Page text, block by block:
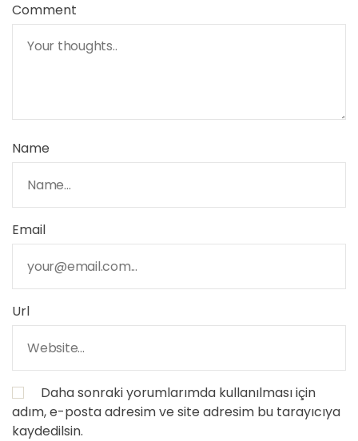
Comment
Name
Email
Url
Daha sonraki yorumlarımda kullanılması için
adım, e-posta adresim ve site adresim bu tarayıcıya
kaydedilsin.